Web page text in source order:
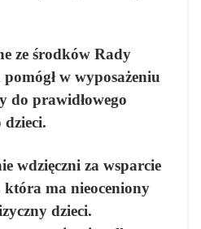
ze środków Rady
w wyposażeniu
do prawidłowego
dzieci.
wdzięczni za wsparcie
która ma nieoceniony
dzieci.